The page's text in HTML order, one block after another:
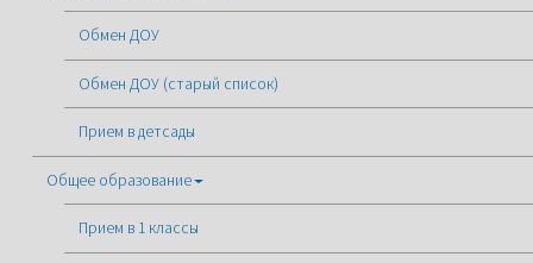
Обмен ДОУ
Обмен ДОУ (старый список)
Прием в детсады
Общее образование
Прием в 1 классы